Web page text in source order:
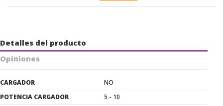
Detalles del producto
Opiniones
CARGADOR
NO
POTENCIA CARGADOR
5 - 10